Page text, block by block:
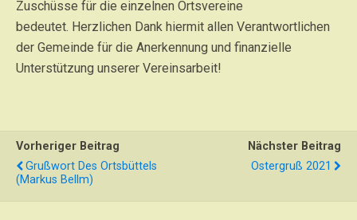
Zuschüsse für die einzelnen Ortsvereine
bedeutet. Herzlichen Dank hiermit allen Verantwortlichen
der Gemeinde für die Anerkennung und finanzielle
Unterstützung unserer Vereinsarbeit!
Vorheriger Beitrag
Grußwort Des Ortsbüttels
(Markus Bellm)
Nächster Beitrag
Ostergruß 2021